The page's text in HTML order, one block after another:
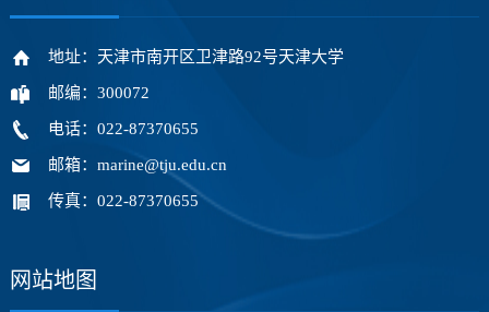
地址：天津市南开区卫津路92号天津大学
邮编：300072
电话：022-87370655
邮箱：marine@tju.edu.cn
传真：022-87370655
网站地图